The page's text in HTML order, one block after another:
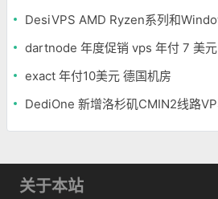
dartnode 年度促销 vps 年付 7 美元
exact 年付10美元 德国机房
关于本站